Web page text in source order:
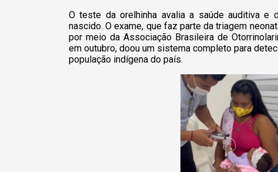
O teste da orelhinha avalia a saúde auditiva e
nascido. O exame, que faz parte da triagem
por meio da Associação Brasileira de
em outubro, doou um sistema completo para
população indígena do país.